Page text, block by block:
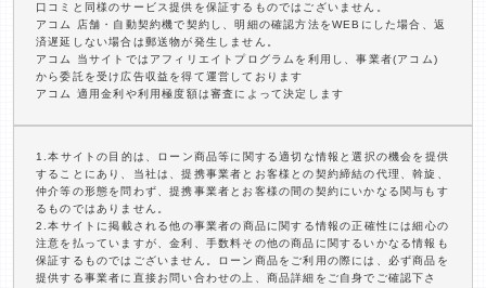
口コミと同様のサービス提供を保証するものではございません。
アコム 店舗・自動契約機で契約し、明細の確認方法をWEBにした場合、返
済遅延しない場合は郵送物が発生しません。
アコム 当サイトではアフィリエイトプログラムを利用し、事業者(アコム)
から委託を受け広告収益を得て運営しております
アコム 適用金利や利用極度額は審査によって決定します
1.本サイトの目的は、ローン商品等に関する適切な情報と選択の機会を提供
することにあり、当社は、提携事業者とお客様との契約締結の代理、斡旋、
仲介等の形態を問わず、提携事業者とお客様の間の契約にいかなる関与もす
るものではありません。
2.本サイトに掲載される他の事業者の商品に関する情報の正確性には細心の
注意を払っていますが、金利、手数料その他の商品に関するいかなる情報も
保証するものではございません。ローン商品をご利用の際には、必ず商品を
提供する事業者に直接お問い合わせの上、商品詳細をご自身でご確認下さ